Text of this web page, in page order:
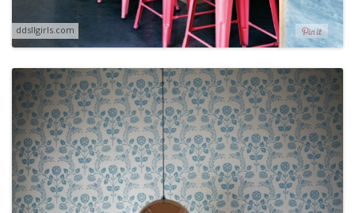
ddsllgirls.com